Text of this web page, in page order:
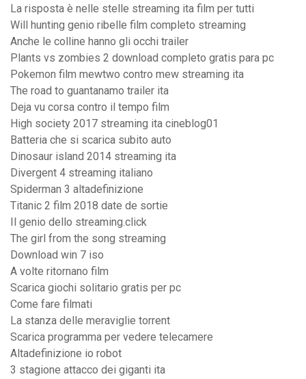
La risposta è nelle stelle streaming ita film per tutti
Will hunting genio ribelle film completo streaming
Anche le colline hanno gli occhi trailer
Plants vs zombies 2 download completo gratis para pc
Pokemon film mewtwo contro mew streaming ita
The road to guantanamo trailer ita
Deja vu corsa contro il tempo film
High society 2017 streaming ita cineblog01
Batteria che si scarica subito auto
Dinosaur island 2014 streaming ita
Divergent 4 streaming italiano
Spiderman 3 altadefinizione
Titanic 2 film 2018 date de sortie
Il genio dello streaming.click
The girl from the song streaming
Download win 7 iso
A volte ritornano film
Scarica giochi solitario gratis per pc
Come fare filmati
La stanza delle meraviglie torrent
Scarica programma per vedere telecamere
Altadefinizione io robot
3 stagione attacco dei giganti ita